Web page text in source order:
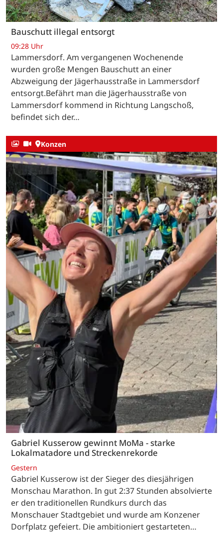
Bauschutt illegal entsorgt
09:28 Uhr
Lammersdorf. Am vergangenen Wochenende
wurden große Mengen Bauschutt an einer
Abzweigung der Jägerhausstraße in Lammersdorf
entsorgt.Befährt man die Jägerhausstraße von
Lammersdorf kommend in Richtung Langschoß,
befindet sich der…
Konzen
Gabriel Kusserow gewinnt MoMa - starke
Lokalmatadore und Streckenrekorde
Gestern
Gabriel Kusserow ist der Sieger des diesjährigen
Monschau Marathon. In gut 2:37 Stunden absolvierte
er den traditionellen Rundkurs durch das
Monschauer Stadtgebiet und wurde am Konzener
Dorfplatz gefeiert. Die ambitioniert gestarteten…